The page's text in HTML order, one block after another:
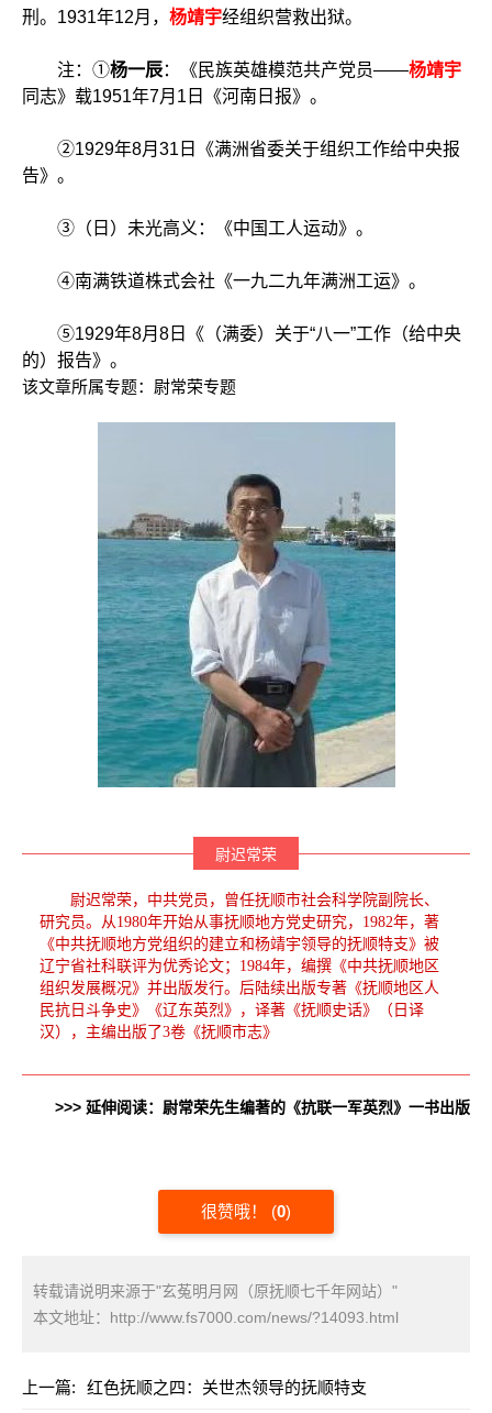
刑。1931年12月， 杨靖宇经组织营救出狱。
注：①杨一辰：《民族英雄模范共产党员——杨靖宇
同志》载1951年7月1日《河南日报》。
②1929年8月31日《满洲省委关于组织工作给中央报
告》。
③（日）未光高义：《中国工人运动》。
④南满铁道株式会社《一九二九年满洲工运》。
⑤1929年8月8日《（满委）关于“八一”工作（给中央
的）报告》。
该文章所属专题： 尉常荣专题
尉迟常荣
尉迟常荣，中共党员，曾任抚顺市社会科学院副院长、
研究员。从1980年开始从事抚顺地方党史研究，1982年，著
《中共抚顺地方党组织的建立和杨靖宇领导的抚顺特支》被
辽宁省社科联评为优秀论文；1984年，编撰《中共抚顺地区
组织发展概况》并出版发行。后陆续出版专著《抚顺地区人
民抗日斗争史》《辽东英烈》，译著《抚顺史话》（日译
汉），主编出版了3卷《抚顺市志》
>>> 延伸阅读：尉常荣先生编著的《抗联一军英烈》一书出版
很赞哦！ (0)
转载请说明来源于"玄菟明月网（原抚顺七千年网站）"
本文地址： http://www.fs7000.com/news/?14093.html
上一篇: 红色抚顺之四：关世杰领导的抚顺特支